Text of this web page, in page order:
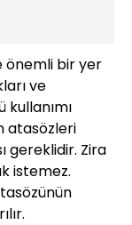
önemli bir yer
ve
atasözleri
gereklidir. Zira
istemez.